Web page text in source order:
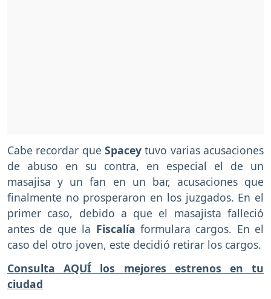
Cabe recordar que Spacey tuvo varias acusaciones
de abuso en su contra, en especial el de un
masajisa y un fan en un bar, acusaciones que
finalmente no prosperaron en los juzgados. En el
primer caso, debido a que el masajista falleció
antes de que la Fiscalía formulara cargos. En el
caso del otro joven, este decidió retirar los cargos.
Consulta AQUÍ los mejores estrenos en tu
ciudad